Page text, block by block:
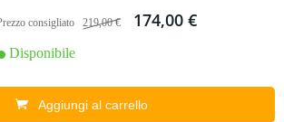
consigliato 219,00 € 174,00 €
Disponibile
Aggiungi al carrello